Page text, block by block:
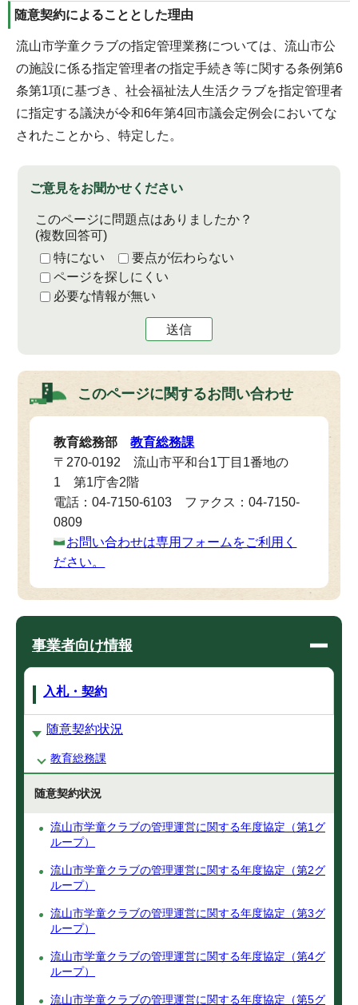
随意契約によることとした理由
流山市学童クラブの指定管理業務については、流山市公
の施設に係る指定管理者の指定手続き等に関する条例第6
条第1項に基づき、社会福祉法人生活クラブを指定管理者
に指定する議決が令和6年第4回市議会定例会においてな
されたことから、特定した。
ご意見をお聞かせください
このページに問題点はありましたか？
(複数回答可)
特にない
要点が伝わらない
ページを探しにくい
必要な情報が無い
送信
このページに関するお問い合わせ
教育総務部教育総務課
〒270-0192 流山市平和台1丁目1番地の
1 第1庁舎2階
電話：04-7150-6103 ファクス：04-7150-
0809
お問い合わせは専用フォームをご利用く
ださい。
事業者向け情報
入札・契約
随意契約状況
教育総務課
随意契約状況
流山市学童クラブの管理運営に関する年度協定（第1グ
ループ）
流山市学童クラブの管理運営に関する年度協定（第2グ
ループ）
流山市学童クラブの管理運営に関する年度協定（第3グ
ループ）
流山市学童クラブの管理運営に関する年度協定（第4グ
ループ）
流山市学童クラブの管理運営に関する年度協定（第5グ